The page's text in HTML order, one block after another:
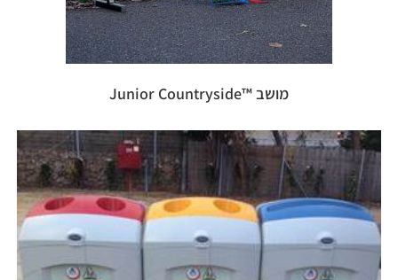
מושב ™Junior Countryside